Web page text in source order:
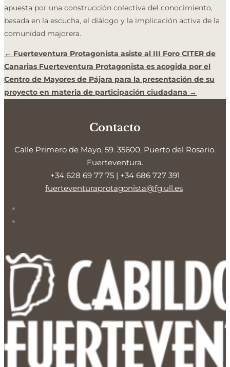
apuesta por una construcción colectiva del conocimiento,
basada en la escucha, el diálogo y la implicación activa de la
comunidad majorera.
← Fuerteventura Protagonista asiste al III Foro CITER de
Canarias Fuerteventura Protagonista es acogida por el
Centro de Mayores de Pájara para la presentación de su
proyecto en materia de participación ciudadana →
Contacto
Calle Primero de Mayo, 59. 35600, Puerto del Rosario.
Fuerteventura.
+34 628 69 77 75 | +34 686 727 391
fuerteventuraprotagonista@fg.ull.es